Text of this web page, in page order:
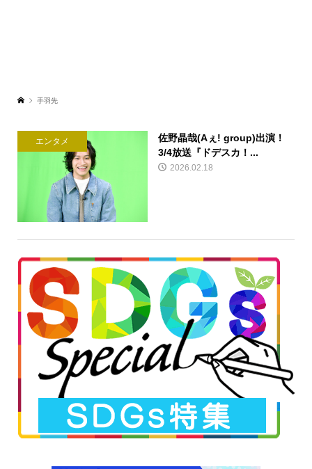
手羽先
エンタメ
佐野晶哉(Aぇ! group)出演！
3/4放送『ドデスカ！...
2026.02.18